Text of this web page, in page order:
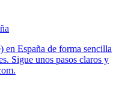
España de forma sencilla
Sigue unos pasos claros y